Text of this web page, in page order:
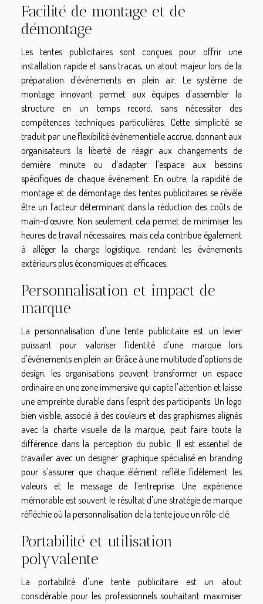
Facilité de montage et de
démontage
Les tentes publicitaires sont conçues pour offrir une
installation rapide et sans tracas, un atout majeur lors de la
préparation d'événements en plein air. Le système de
montage innovant permet aux équipes d'assembler la
structure en un temps record, sans nécessiter des
compétences techniques particulières. Cette simplicité se
traduit par une flexibilité événementielle accrue, donnant aux
organisateurs la liberté de réagir aux changements de
dernière minute ou d'adapter l'espace aux besoins
spécifiques de chaque événement. En outre, la rapidité de
montage et de démontage des tentes publicitaires se révèle
être un facteur déterminant dans la réduction des coûts de
main-d'œuvre. Non seulement cela permet de minimiser les
heures de travail nécessaires, mais cela contribue également
à alléger la charge logistique, rendant les événements
extérieurs plus économiques et efficaces.
Personnalisation et impact de
marque
La personnalisation d'une tente publicitaire est un levier
puissant pour valoriser l'identité d'une marque lors
d'événements en plein air. Grâce à une multitude d'options de
design, les organisations peuvent transformer un espace
ordinaire en une zone immersive qui capte l'attention et laisse
une empreinte durable dans l'esprit des participants. Un logo
bien visible, associé à des couleurs et des graphismes alignés
avec la charte visuelle de la marque, peut faire toute la
différence dans la perception du public. Il est essentiel de
travailler avec un designer graphique spécialisé en branding
pour s'assurer que chaque élément reflète fidèlement les
valeurs et le message de l'entreprise. Une expérience
mémorable est souvent le résultat d'une stratégie de marque
réfléchie où la personnalisation de la tente joue un rôle-clé.
Portabilité et utilisation
polyvalente
La portabilité d'une tente publicitaire est un atout
considérable pour les professionnels souhaitant maximiser